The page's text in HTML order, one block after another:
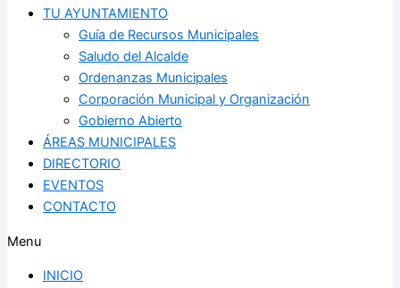
TU AYUNTAMIENTO
Guía de Recursos Municipales
Saludo del Alcalde
Ordenanzas Municipales
Corporación Municipal y Organización
Gobierno Abierto
ÁREAS MUNICIPALES
DIRECTORIO
EVENTOS
CONTACTO
Menu
INICIO